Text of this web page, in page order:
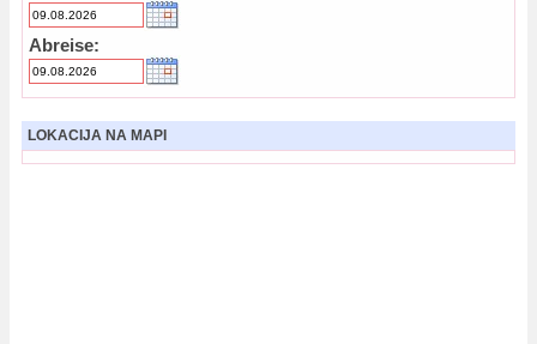
Abreise:
LOKACIJA NA MAPI